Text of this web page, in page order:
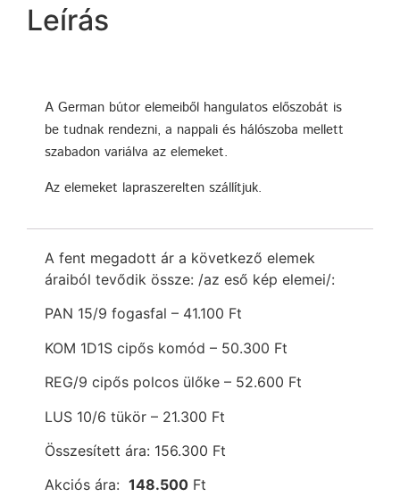
Leírás
A German bútor elemeiből hangulatos előszobát is
be tudnak rendezni, a nappali és hálószoba mellett
szabadon variálva az elemeket.
Az elemeket lapraszerelten szállítjuk.
A fent megadott ár a következő elemek
áraiból tevődik össze: /az eső kép elemei/:
PAN 15/9 fogasfal – 41.100 Ft
KOM 1D1S cipős komód – 50.300 Ft
REG/9 cipős polcos ülőke – 52.600 Ft
LUS 10/6 tükör – 21.300 Ft
Összesített ára: 156.300 Ft
Akciós ára: 148.500 Ft